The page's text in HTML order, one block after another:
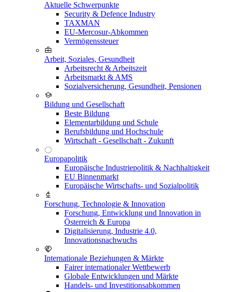
Aktuelle Schwerpunkte
Security & Defence Industry
TAXMAN
EU-Mercosur-Abkommen
Vermögenssteuer
Arbeit, Soziales, Gesundheit
Arbeitsrecht & Arbeitszeit
Arbeitsmarkt & AMS
Sozialversicherung, Gesundheit, Pensionen
Bildung und Gesellschaft
Beste Bildung
Elementarbildung und Schule
Berufsbildung und Hochschule
Wirtschaft - Gesellschaft - Zukunft
Europapolitik
Europäische Industriepolitik & Nachhaltigkeit
EU Binnenmarkt
Europäische Wirtschafts- und Sozialpolitik
Forschung, Technologie & Innovation
Forschung, Entwicklung und Innovation in
Österreich & Europa
Digitalisierung, Industrie 4.0,
Innovationsnachwuchs
Internationale Beziehungen & Märkte
Fairer internationaler Wettbewerb
Globale Entwicklungen und Märkte
Handels- und Investitionsabkommen